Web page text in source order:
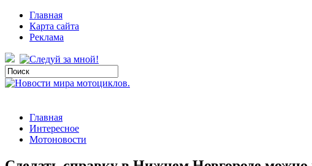
Главная
Карта сайта
Реклама
Главная
Интересное
Мотоновости